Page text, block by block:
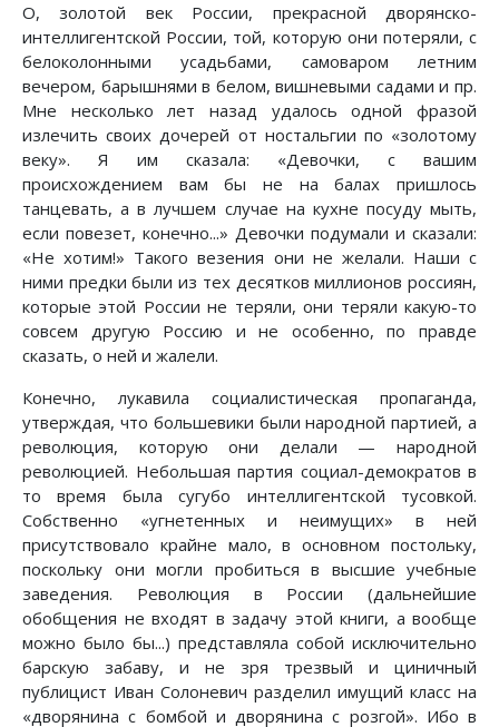
О, золотой век России, прекрасной дворянско-
интеллигентской России, той, которую они потеряли, с
белоколонными усадьбами, самоваром летним
вечером, барышнями в белом, вишневыми садами и пр.
Мне несколько лет назад удалось одной фразой
излечить своих дочерей от ностальгии по «золотому
веку». Я им сказала: «Девочки, с вашим
происхождением вам бы не на балах пришлось
танцевать, а в лучшем случае на кухне посуду мыть,
если повезет, конечно...» Девочки подумали и сказали:
«Не хотим!» Такого везения они не желали. Наши с
ними предки были из тех десятков миллионов россиян,
которые этой России не теряли, они теряли какую-то
совсем другую Россию и не особенно, по правде
сказать, о ней и жалели.
Конечно, лукавила социалистическая пропаганда,
утверждая, что большевики были народной партией, а
революция, которую они делали — народной
революцией. Небольшая партия социал-демократов в
то время была сугубо интеллигентской тусовкой.
Собственно «угнетенных и неимущих» в ней
присутствовало крайне мало, в основном постольку,
поскольку они могли пробиться в высшие учебные
заведения. Революция в России (дальнейшие
обобщения не входят в задачу этой книги, а вообще
можно было бы...) представляла собой исключительно
барскую забаву, и не зря трезвый и циничный
публицист Иван Солоневич разделил имущий класс на
«дворянина с бомбой и дворянина с розгой». Ибо в